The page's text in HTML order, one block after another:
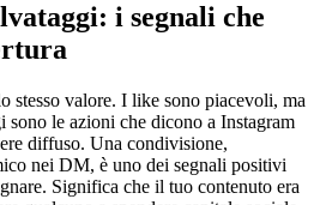
i segnali che
stesso valore. I like sono piacevoli, ma
le azioni che dicono a Instagram
diffuso. Una condivisione,
nei DM, è uno dei segnali positivi
Significa che il tuo contenuto era